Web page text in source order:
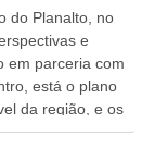
do Planalto, no
e
em parceria com
está o plano
da região, e os
que